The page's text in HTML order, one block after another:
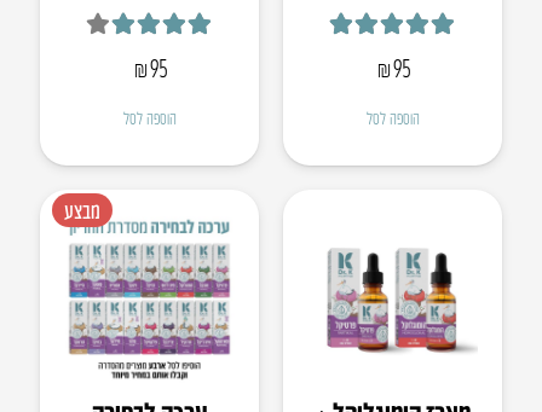
₪95
הוספה לסל
₪95
הוספה לסל
מבצע